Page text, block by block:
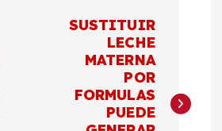
SUSTITUIR
LECHE
MATERNA
POR
FORMULAS
PUEDE